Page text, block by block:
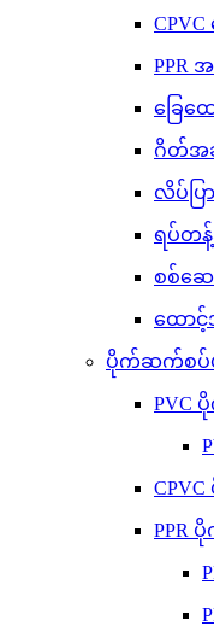
PPR
ခြေထ
ဂိတ်အဆို့
လိပ်ပြ
ရပ်တန့်
စစ်ဆေ
ထောင့်
ပိုက်ဆက်စပ်ပ
PVC
PPR